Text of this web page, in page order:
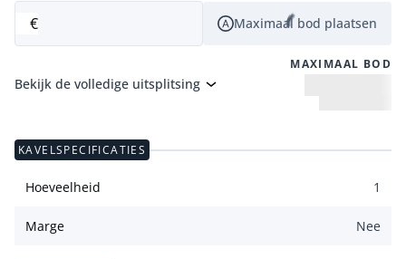
€ Maximaal bod plaatsen
MAXIMAAL BOD
Bekijk de volledige uitsplitsing
KAVELSPECIFICATIES
Hoeveelheid 1
Marge Nee